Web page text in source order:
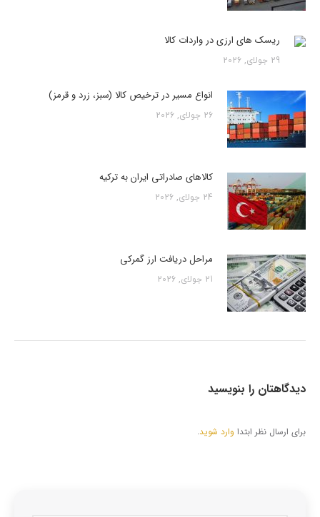
ریسک های ارزی در واردات کالا
29 جولای, 2026
انواع مسیر در ترخیص کالا (سبز، زرد و قرمز)
26 جولای, 2026
کالاهای صادراتی ایران به ترکیه
24 جولای, 2026
مراحل دریافت ارز گمرکی
21 جولای, 2026
دیدگاهتان را بنویسید
برای ارسال نظر ابتدا وارد شوید.